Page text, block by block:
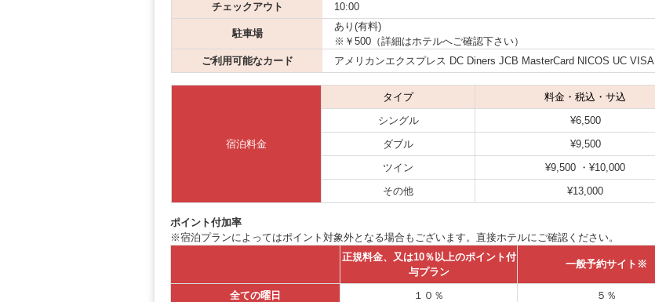
チェックアウト
10:00
駐車場
あり(有料)
※￥500（詳細はホテルへご確認下さい）
ご利用可能なカード
アメリカンエクスプレス DC Diners JCB MasterCard NICOS UC VISA
宿泊料金
タイプ
料金・税込・サ込
シングル
¥6,500
ダブル
¥9,500
ツイン
¥9,500 ・¥10,000
その他
¥13,000
ポイント付加率
※宿泊プランによってはポイント対象外となる場合もございます。直接ホテルにご確認ください。
正規料金、又は10％以上のポイント付
与プラン
一般予約サイト※
全ての曜日 １０％ ５％